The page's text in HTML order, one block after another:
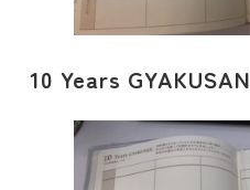
10 Years GYAKUSAN